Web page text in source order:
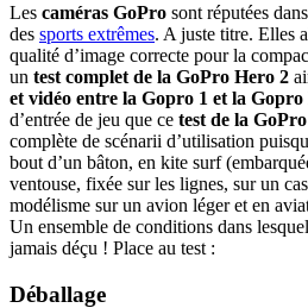
Les caméras GoPro sont réputées
des sports extrêmes. A juste titre. Elles
qualité d’image correcte pour la
un test complet de la GoPro Hero 2
et vidéo entre la Gopro 1 et la
d’entrée de jeu que ce test de la
complète de scénarii d’utilisation
bout d’un bâton, en kite surf
ventouse, fixée sur les lignes, sur un
modélisme sur un avion léger et en
Un ensemble de conditions dans
jamais déçu ! Place au test :
Déballage